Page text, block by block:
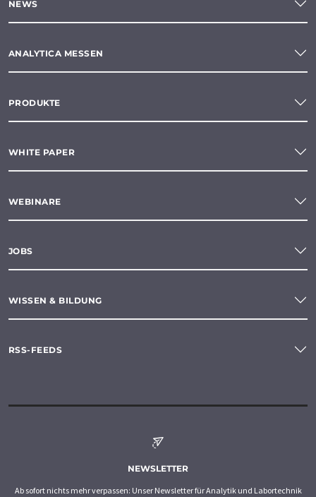
NEWS
ANALYTICA MESSEN
PRODUKTE
WHITE PAPER
WEBINARE
JOBS
WISSEN & BILDUNG
RSS-FEEDS
NEWSLETTER
Ab sofort nichts mehr verpassen: Unser Newsletter für Analytik und Labortechnik